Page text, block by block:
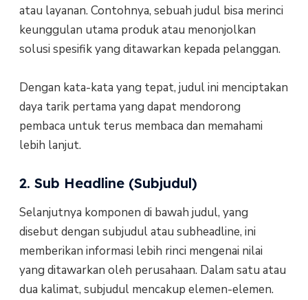
atau layanan. Contohnya, sebuah judul bisa merinci
keunggulan utama produk atau menonjolkan
solusi spesifik yang ditawarkan kepada pelanggan.
Dengan kata-kata yang tepat, judul ini menciptakan
daya tarik pertama yang dapat mendorong
pembaca untuk terus membaca dan memahami
lebih lanjut.
2. Sub Headline (Subjudul)
Selanjutnya komponen di bawah judul, yang
disebut dengan subjudul atau subheadline, ini
memberikan informasi lebih rinci mengenai nilai
yang ditawarkan oleh perusahaan. Dalam satu atau
dua kalimat, subjudul mencakup elemen-elemen.